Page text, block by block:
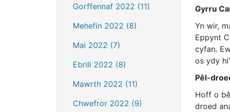
Gorffennaf 2022 (11)
Mehefin 2022 (8)
Mai 2022 (7)
Ebrill 2022 (8)
Mawrth 2022 (11)
Chwefror 2022 (9)
Gyrru
Yn wir,
Eppynt
cyfan.
os ydy
Pêl-
Hoff o
droed